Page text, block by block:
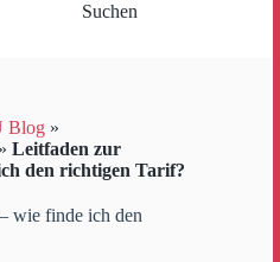
Suchen
Blog »
» Leitfaden zur
den richtigen Tarif?
wie finde ich den